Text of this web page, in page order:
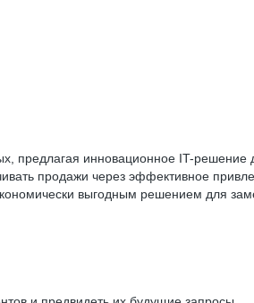
предлагая инновационное IT-решение
продажи через эффективное
выгодным решением для